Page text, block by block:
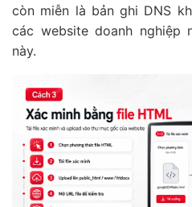
còn miễn là bản ghi DNS
các website doanh nghiệp
này.